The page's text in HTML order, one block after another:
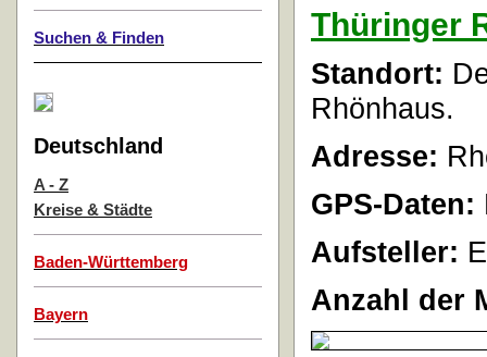
Suchen & Finden
Deutschland
A - Z
Kreise & Städte
Baden-Württemberg
Bayern
Thüringer
Standort:
Rhönhaus.
Adresse:
GPS-Daten:
Aufsteller:
Anzahl der